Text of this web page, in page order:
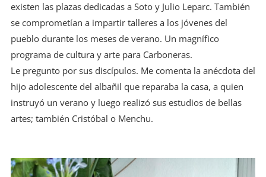
existen las plazas dedicadas a Soto y Julio Leparc. También
se comprometían a impartir talleres a los jóvenes del
pueblo durante los meses de verano. Un magnífico
programa de cultura y arte para Carboneras.
Le pregunto por sus discípulos. Me comenta la anécdota del
hijo adolescente del albañil que reparaba la casa, a quien
instruyó un verano y luego realizó sus estudios de bellas
artes; también Cristóbal o Menchu.